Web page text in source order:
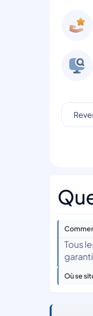
Tous
Où se